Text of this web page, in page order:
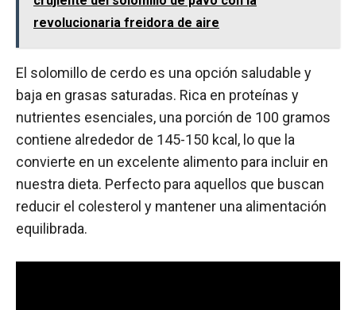
revolucionaria freidora de aire
El solomillo de cerdo es una opción saludable y
baja en grasas saturadas. Rica en proteínas y
nutrientes esenciales, una porción de 100 gramos
contiene alrededor de 145-150 kcal, lo que la
convierte en un excelente alimento para incluir en
nuestra dieta. Perfecto para aquellos que buscan
reducir el colesterol y mantener una alimentación
equilibrada.